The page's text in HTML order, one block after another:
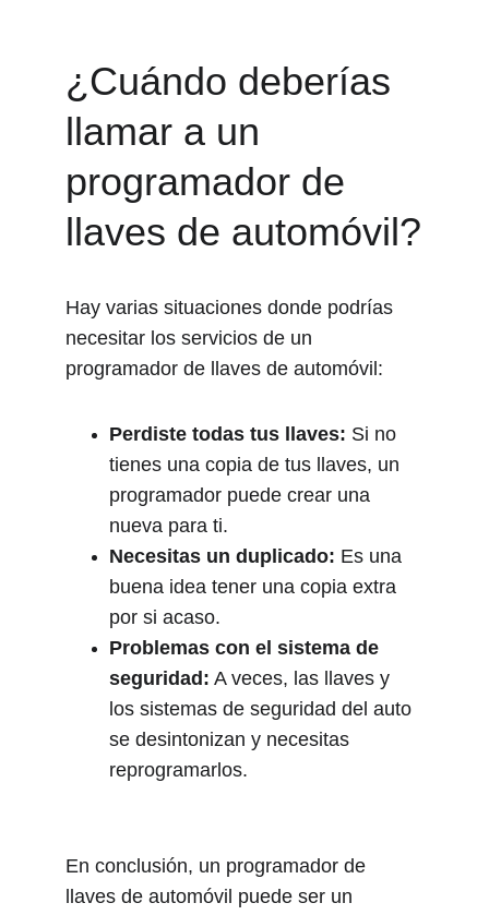
¿Cuándo deberías
llamar a un
programador de
llaves de automóvil?
Hay varias situaciones donde podrías
necesitar los servicios de un
programador de llaves de automóvil:
Perdiste todas tus llaves: Si no
tienes una copia de tus llaves, un
programador puede crear una
nueva para ti.
Necesitas un duplicado: Es una
buena idea tener una copia extra
por si acaso.
Problemas con el sistema de
seguridad: A veces, las llaves y
los sistemas de seguridad del auto
se desintonizan y necesitas
reprogramarlos.
En conclusión, un programador de
llaves de automóvil puede ser un